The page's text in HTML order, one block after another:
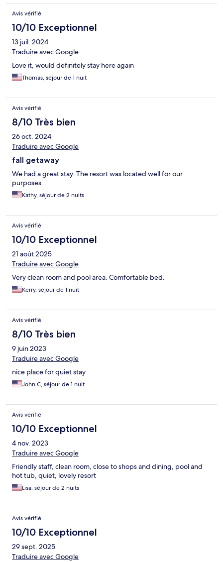
Avis vérifié
10/10 Exceptionnel
13 juil. 2024
Traduire avec Google
Love it, would definitely stay here again
Thomas, séjour de 1 nuit
Avis vérifié
8/10 Très bien
26 oct. 2024
Traduire avec Google
fall getaway
We had a great stay. The resort was located well for our
purposes.
Kathy, séjour de 2 nuits
Avis vérifié
10/10 Exceptionnel
21 août 2025
Traduire avec Google
Very clean room and pool area. Comfortable bed.
Kerry, séjour de 1 nuit
Avis vérifié
8/10 Très bien
9 juin 2023
Traduire avec Google
nice place for quiet stay
John C, séjour de 1 nuit
Avis vérifié
10/10 Exceptionnel
4 nov. 2023
Traduire avec Google
Friendly staff, clean room, close to shops and dining, pool and
hot tub, quiet, lovely resort
Lisa, séjour de 2 nuits
Avis vérifié
10/10 Exceptionnel
29 sept. 2025
Traduire avec Google